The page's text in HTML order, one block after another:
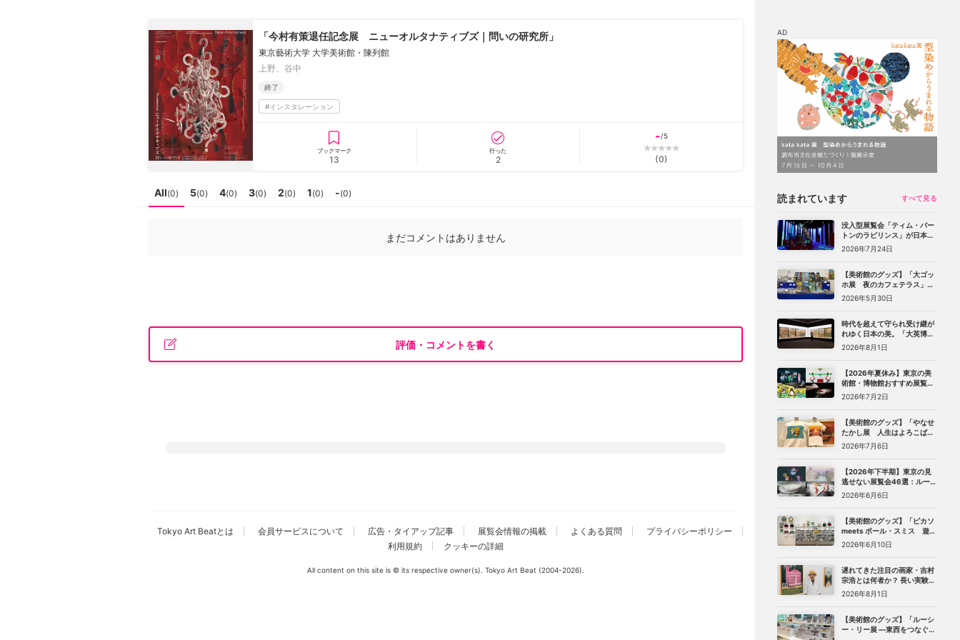
ホーム チケット割引
「今村有策退任記念展 ニューオルタナティブズ｜問いの研究所」
東京藝術大学 大学美術館・陳列館
上野、谷中
終了
#インスタレーション
ブックマーク
13
行った
2
-/5
(0)
All(0) 5(0) 4(0) 3(0) 2(0) 1(0) -(0)
まだコメントはありません
評価・コメントを書く
AD
読まれています すべて見る
没入型展覧会「ティム・バー
トンのラビリンス」が日本初
上陸。豊洲のCREVIA BASE
Tokyoで11月開幕
2026年7月24日
【美術館のグッズ】「大ゴッ
ホ展 夜のカフェテラス」
（上野の森美術館）で見つけ
た、編集部おすすめグッズ10
2026年5月30日
時代を超えて守られ受け継が
れゆく日本の美。「大英博物
館 日本美術コレクション 百花
繚乱〜海を越えた江戸絵画」
2026年8月1日
【2026年夏休み】東京の美
術館・博物館おすすめ展覧会
27選｜ゴッホ、レンブラント
から、ピングー、トニー・ア
2026年7月2日
【美術館のグッズ】「やなせ
たかし展 人生はよろこばせ
ごっこ」 （世田谷文学館）で
見つけた、編集部おすすめグ
2026年7月6日
【2026年下半期】東京の見
逃せない展覧会46選：ルーヴ
ル美術館展、ターナー展か
ら、マリメッコ、森万里子展
2026年6月6日
【美術館のグッズ】「ピカソ
meets ポール・スミス 遊び
心の冒険へ」（国立新美術
館）で見つけた、編集部おす
2026年6月10日
遅れてきた注目の画家・吉村
宗浩とは何者か？ 長い実験期
を経てたどり着いた「悲し
み」の絵画
2026年8月1日
【美術館のグッズ】「ルーシ
ー・リー展 ―東西をつなぐ優
Tokyo Art Beatとは 会員サービスについて 広告・タイアップ記事 展覧会情報の掲載 よくある質問
プライバシーポリシー
利用規約
クッキーの詳細
All content on this site is © its respective owner(s). Tokyo Art Beat (2004-2026).